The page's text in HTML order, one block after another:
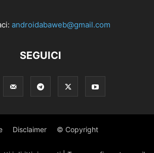
androidabaweb@gmail.com
SEGUICI
Disclaimer © Copyright